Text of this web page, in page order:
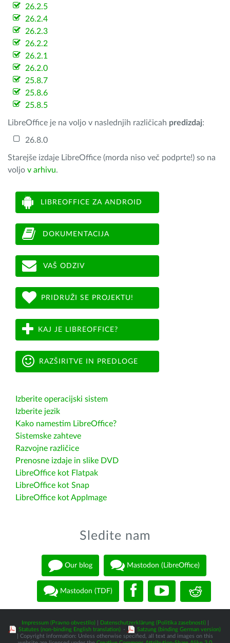
26.2.5
26.2.4
26.2.3
26.2.2
26.2.1
26.2.0
25.8.7
25.8.6
25.8.5
LibreOffice je na voljo v naslednjih različicah predizdaj:
26.8.0
Starejše izdaje LibreOffice (morda niso več podprte!) so na
voljo v arhivu.
LIBREOFFICE ZA ANDROID
DOKUMENTACIJA
VAŠ ODZIV
PRIDRUŽI SE PROJEKTU!
KAJ JE LIBREOFFICE?
RAZŠIRITVE IN PREDLOGE
Izberite operacijski sistem
Izberite jezik
Kako namestim LibreOffice?
Sistemske zahteve
Razvojne različice
Prenosne izdaje in slike DVD
LibreOffice kot Flatpak
LibreOffice kot Snap
LibreOffice kot AppImage
Sledite nam
Our blog Mastodon (LibreOffice)
Mastodon (TDF)
Impressum (Pravno obvestilo)| Datenschutzerklärung (Politika zasebnosti)|
Statutes (non-binding English translation) -
Satzung (binding German version)
| Copyright information: Unless otherwise specified, all text and images on this